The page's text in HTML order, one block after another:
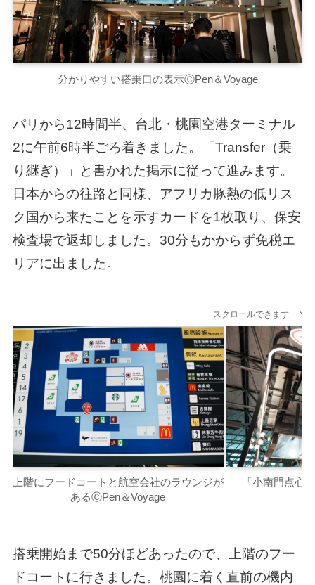
分かりやすい搭乗口の表示ⒸPen＆Voyage
パリから12時間半、台北・桃園空港ターミナル
2に午前6時半ごろ着きました。「Transfer（乗
り継ぎ）」と書かれた掲示に従って進みます。
日本からの往路と同様、アフリカ豚熱の低リス
ク国から来たことを示すカードを1枚取り、保安
検査場で返却しました。30分もかからず免税エ
リアに出ました。
スクロールできます
上階にフードコートと航空会社のラウンジが
あるⒸPen＆Voyage
「小南門点心
搭乗開始まで50分ほどあったので、上階のフー
ドコートに行きました。桃園に着く直前の機内